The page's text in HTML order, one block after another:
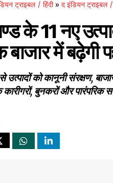
ट्राइबल / हिंदी» द इंडियन ट्राइबल
के 11 नए
बाजार में बढ़ेगी
को कानूनी संरक्षण,
बुनकरों और पारंपरिक